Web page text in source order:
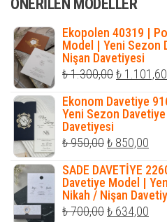
ÖNERILEN MODELLER
Ekopolen 40319 |
Model | Yeni Sezon
Nişan Davetiyesi
₺1.300,00Orijinal
fiyat:
₺ 1.300,00.
₺ 1.101,60
Ekonom Davetiye
Yeni Sezon
Davetiyesi
₺950,00Orijinal
fiyat:
₺ 950,00.
₺ 850,00
₺
SADE DAVETİYE
Davetiye Model |
Nikah / Nişan
₺700,00Orijinal
₺ 634,00